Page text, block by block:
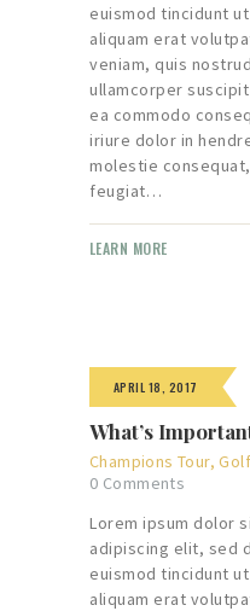
euismod tincidunt
aliquam erat
veniam, quis
ullamcorper
ea commodo
iriure dolor in
molestie
feugiat…
LEARN MORE
APRIL 18, 2017
What’s
Champions Tour,
0 Comments
Lorem ipsum dolor
adipiscing elit, sed
euismod tincidunt
aliquam erat